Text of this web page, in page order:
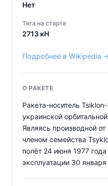
Нет
Тяга на старте
2713 кН
Подробнее в Wikipedia
О РАКЕТЕ
Ракета-носитель
украинской
Являясь производной
членом семейства
полёт 24 июня 1977
эксплуатации 30